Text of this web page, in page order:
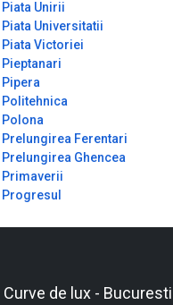
Piata Unirii
Piata Universitatii
Piata Victoriei
Pieptanari
Pipera
Politehnica
Polona
Prelungirea Ferentari
Prelungirea Ghencea
Primaverii
Progresul
de lux -